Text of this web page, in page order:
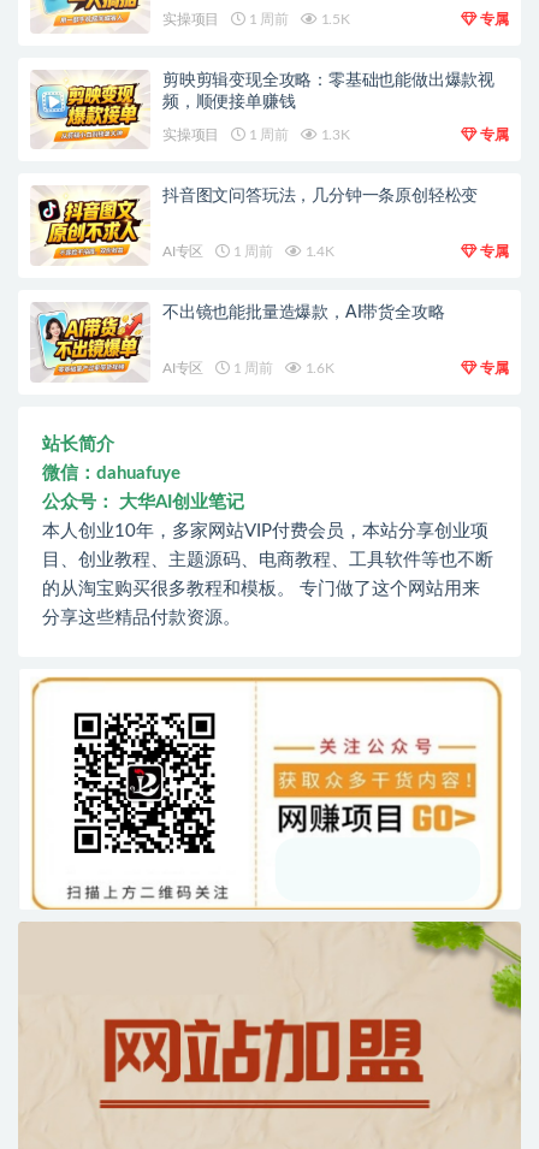
实操项目 1 周前 1.5K 专属
剪映剪辑变现全攻略：零基础也能做出爆款视
频，顺便接单赚钱
实操项目 1 周前 1.3K 专属
抖音图文问答玩法，几分钟一条原创轻松变
AI专区 1 周前 1.4K 专属
不出镜也能批量造爆款，AI带货全攻略
AI专区 1 周前 1.6K 专属
站长简介
微信：dahuafuye
公众号： 大华AI创业笔记
本人创业10年，多家网站VIP付费会员，本站分享创业项
目、创业教程、主题源码、电商教程、工具软件等也不断
的从淘宝购买很多教程和模板。 专门做了这个网站用来
分享这些精品付款资源。